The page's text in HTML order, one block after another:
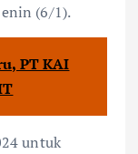
(6/1).
PT KAI
untuk